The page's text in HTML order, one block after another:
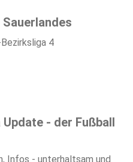
4
- der Fußball
Infos - unterhaltsam und